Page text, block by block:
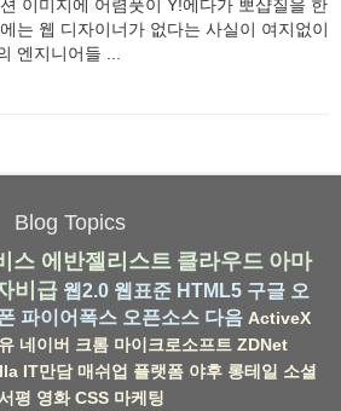
이미지에 어렴풋이 Y!에다가 뽀샵질을 한
는 웹 디자이너가 없다는 사실이 여지없이
엔지니어들 ...
Blog Topics
스 에반젤리스트 클라우드 아마
비급 웹2.0 웹표준 HTML5 구글 오
파이어폭스 오픈소스 다음 ActiveX
네이버 크롬 마이크로소프트 ZDNet
IT만담 매쉬업 플랫폼 야후 롱테일 소셜
평 영화 CSS 마케팅